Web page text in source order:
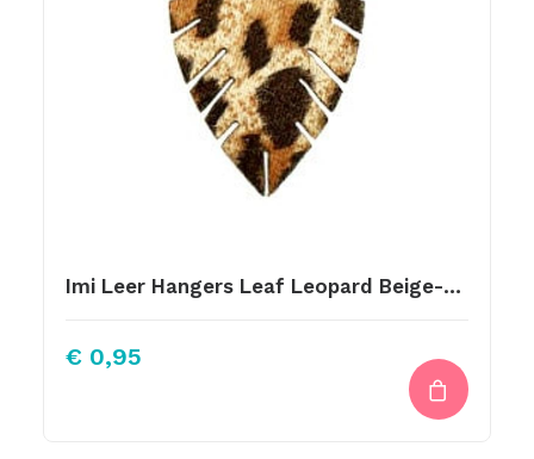
Imi Leer Hangers Leaf Leopard Beige-Brown Small
€ 0,95